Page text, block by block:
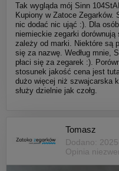
Tak wygląda mój Sinn
Kupiony w Zatoce Zegarków.
nic dodać nic ująć :). Dla
niemieckie zegarki
zależy od marki. Niektóre są
się za nazwę. Według mnie,
płaci się za zegarek :).
stosunek jakość cena jest
dużo więcej niż szwajcarska
służy dzielnie jak czołg.
Tomasz
Dodano:
Opinia